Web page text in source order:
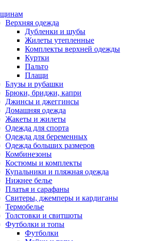
Верхняя одежда
Дубленки и шубы
Жилеты утепленные
Комплекты верхней одежды
Куртки
Пальто
Плащи
Блузы и рубашки
Брюки, бриджи, капри
Джинсы и джеггинсы
Домашняя одежда
Жакеты и жилеты
Одежда для спорта
Одежда для беременных
Одежда больших размеров
Комбинезоны
Костюмы и комплекты
Купальники и пляжная одежда
Нижнее белье
Платья и сарафаны
Свитеры, джемперы и кардиганы
Термобелье
Толстовки и свитшоты
Футболки и топы
Футболки